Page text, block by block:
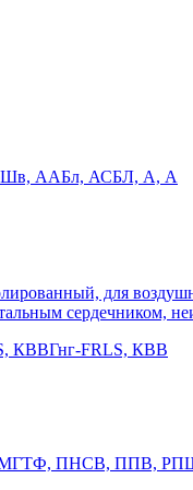
ААБл, АСБЛ, А, А
для
сердечником,
КВВГнг-FRLS, КВВ
ПНСВ, ППВ,